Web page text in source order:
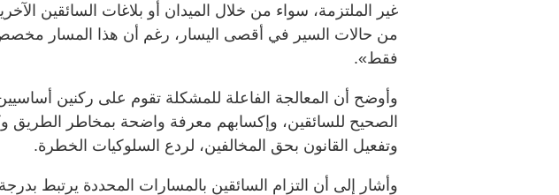
غير الملتزمة، سواء من خلال الميدان أو بلاغات السائقين
من حالات السير في أقصى اليسار، رغم أن هذا المسار
فقط».
وأوضح أن المعالجة الفاعلة للمشكلة تقوم على ركنين
الصحيح للسائقين، وإكسابهم معرفة واضحة بمخاطر الطريق
وتفعيل القانون بحق المخالفين، لردع السلوكيات الخطرة.
وأشار إلى أن التزام السائقين بالمسارات المحددة يرتبط